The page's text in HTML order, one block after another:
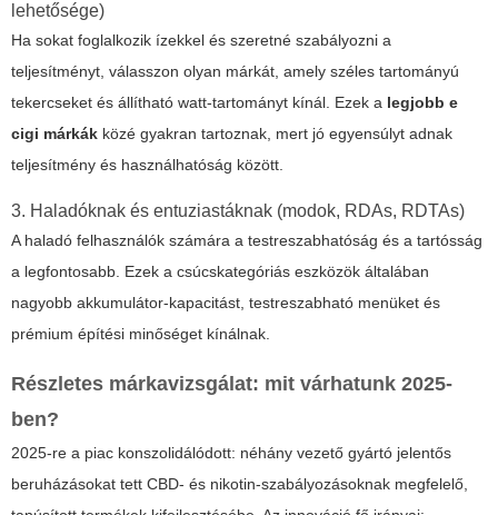
lehetősége)
Ha sokat foglalkozik ízekkel és szeretné szabályozni a
teljesítményt, válasszon olyan márkát, amely széles tartományú
tekercseket és állítható watt-tartományt kínál. Ezek a legjobb e
cigi márkák közé gyakran tartoznak, mert jó egyensúlyt adnak
teljesítmény és használhatóság között.
3. Haladóknak és entuziastáknak (modok, RDAs, RDTAs)
A haladó felhasználók számára a testreszabhatóság és a tartósság
a legfontosabb. Ezek a csúcskategóriás eszközök általában
nagyobb akkumulátor-kapacitást, testreszabható menüket és
prémium építési minőséget kínálnak.
Részletes márkavizsgálat: mit várhatunk 2025-
ben?
2025-re a piac konszolidálódott: néhány vezető gyártó jelentős
beruházásokat tett CBD- és nikotin-szabályozásoknak megfelelő,